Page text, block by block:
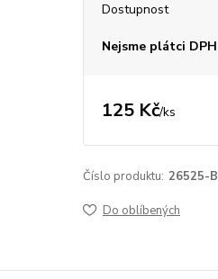
Dostupnost
Nejsme plátci DPH
125 Kč/ks
Číslo produktu: 26525-B
Do oblíbených